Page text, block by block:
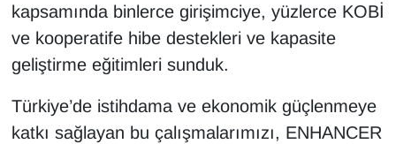
kapsamında binlerce girişimciye, yüzlerce KOBİ
ve kooperatife hibe destekleri ve kapasite
geliştirme eğitimleri sunduk.
Türkiye’de istihdama ve ekonomik güçlenmeye
katkı sağlayan bu çalışmalarımızı, ENHANCER